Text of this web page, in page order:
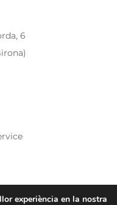
6
experiència en la nostra